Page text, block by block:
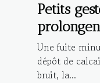
Petits
Une fuite
dépôt de
bruit, la...